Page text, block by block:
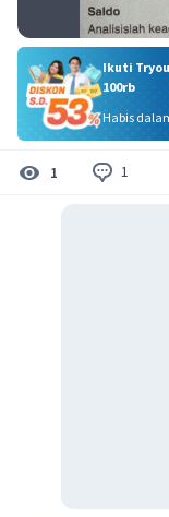
Ikuti
100rb
Habis
1 1